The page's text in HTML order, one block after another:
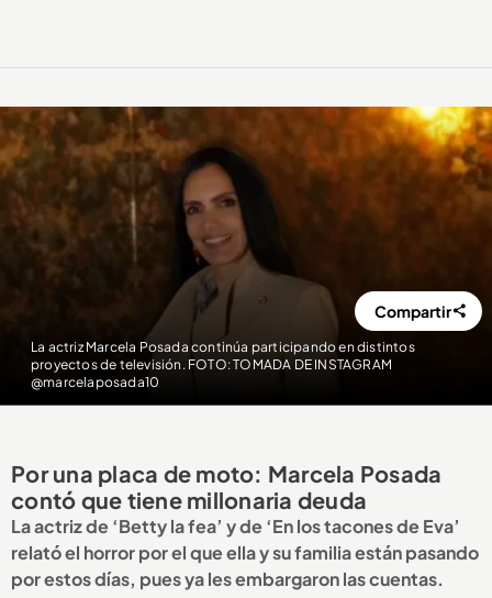
La actriz Marcela Posada continúa participando en distintos
proyectos de televisión. FOTO: TOMADA DE INSTAGRAM
@marcelaposada10
Compartir
Por una placa de moto: Marcela Posada
contó que tiene millonaria deuda
La actriz de ‘Betty la fea’ y de ‘En los tacones de Eva’
relató el horror por el que ella y su familia están pasando
por estos días, pues ya les embargaron las cuentas.